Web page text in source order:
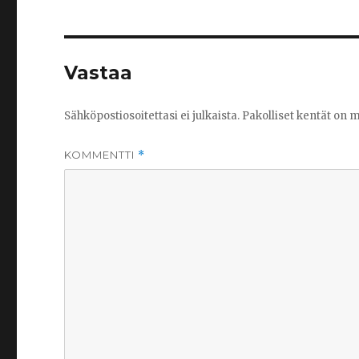
Vastaa
Sähköpostiosoitettasi ei julkaista. Pakolliset kentät on
KOMMENTTI *